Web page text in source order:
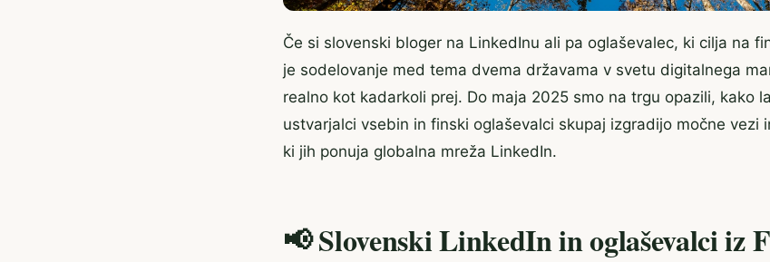
Če si slovenski bloger na LinkedInu ali pa oglaševalec, ki cilja na
je sodelovanje med tema dvema državama v svetu digitalnega
realno kot kadarkoli prej. Do maja 2025 smo na trgu opazili, kako
ustvarjalci vsebin in finski oglaševalci skupaj izgradijo močne vezi
ki jih ponuja globalna mreža LinkedIn.
📢 Slovenski LinkedIn in oglaševalci iz